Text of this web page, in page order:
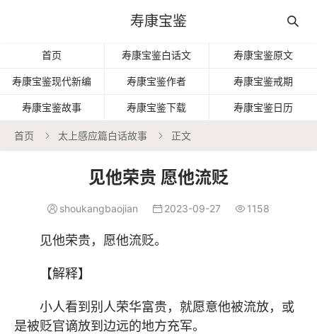
寿康宝鉴 
首页 寿康宝鉴白话文 寿康宝鉴原文
寿康宝鉴现代新编 寿康宝鉴作者 寿康宝鉴戒期
寿康宝鉴故事 寿康宝鉴下载 寿康宝鉴日历
首页  太上感应篇白话故事  正文
见他荣贵 愿他流贬
 shoukangbaojian  2023-09-27  1158
见他荣贵，愿他流贬。
【解释】
小人看到别人荣华富贵，就愿意他被流放，或
是被贬官谪放到边远的地方充军。